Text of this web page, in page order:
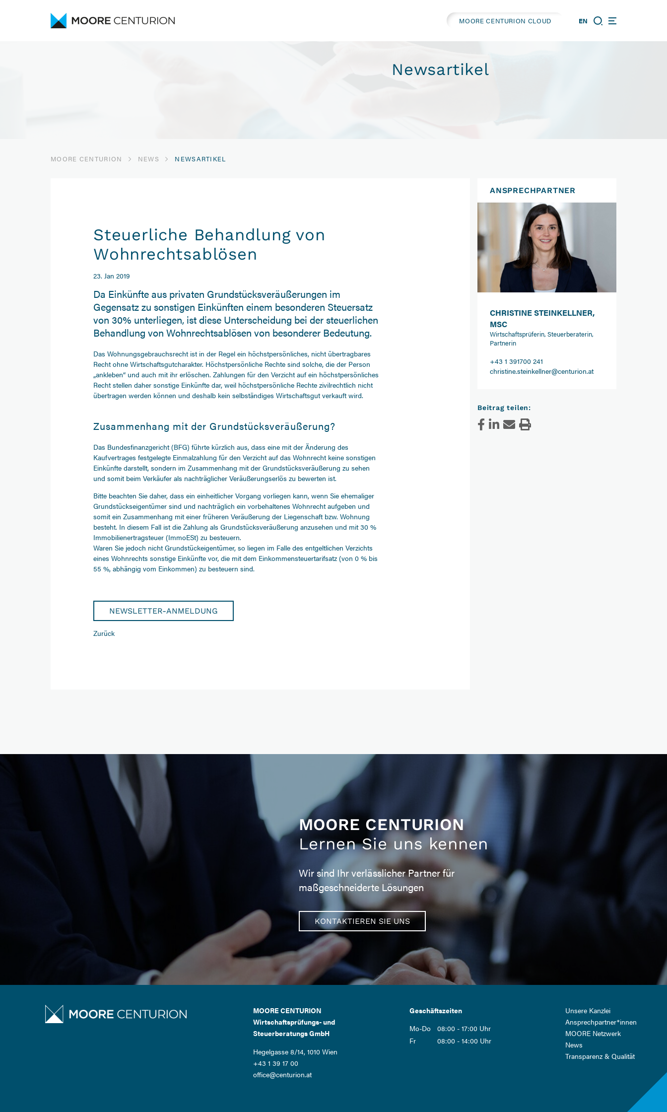
MOORE CENTURION CLOUD EN
Newsartikel
MOORE CENTURION NEWS NEWSARTIKEL
Steuerliche Behandlung von
Wohnrechtsablösen
23. Jan 2019
Da Einkünfte aus privaten Grundstücksveräußerungen im
Gegensatz zu sonstigen Einkünften einem besonderen Steuersatz
von 30% unterliegen, ist diese Unterscheidung bei der steuerlichen
Behandlung von Wohnrechtsablösen von besonderer Bedeutung.
Das Wohnungsgebrauchsrecht ist in der Regel ein höchstpersönliches, nicht übertragbares
Recht ohne Wirtschaftsgutcharakter. Höchstpersönliche Rechte sind solche, die der Person
„ankleben“ und auch mit ihr erlöschen. Zahlungen für den Verzicht auf ein höchstpersönliches
Recht stellen daher sonstige Einkünfte dar, weil höchstpersönliche Rechte zivilrechtlich nicht
übertragen werden können und deshalb kein selbständiges Wirtschaftsgut verkauft wird.
Zusammenhang mit der Grundstücksveräußerung?
Das Bundesfinanzgericht (BFG) führte kürzlich aus, dass eine mit der Änderung des
Kaufvertrages festgelegte Einmalzahlung für den Verzicht auf das Wohnrecht keine sonstigen
Einkünfte darstellt, sondern im Zusammenhang mit der Grundstücksveräußerung zu sehen
und somit beim Verkäufer als nachträglicher Veräußerungserlös zu bewerten ist.
Bitte beachten Sie daher, dass ein einheitlicher Vorgang vorliegen kann, wenn Sie ehemaliger
Grundstückseigentümer sind und nachträglich ein vorbehaltenes Wohnrecht aufgeben und
somit ein Zusammenhang mit einer früheren Veräußerung der Liegenschaft bzw. Wohnung
besteht. In diesem Fall ist die Zahlung als Grundstücksveräußerung anzusehen und mit 30 %
Immobilienertragsteuer (ImmoESt) zu besteuern.
Waren Sie jedoch nicht Grundstückeigentümer, so liegen im Falle des entgeltlichen Verzichts
eines Wohnrechts sonstige Einkünfte vor, die mit dem Einkommensteuertarifsatz (von 0 % bis
55 %, abhängig vom Einkommen) zu besteuern sind.
NEWSLETTER-ANMELDUNG
Zurück
ANSPRECHPARTNER
CHRISTINE STEINKELLNER,
MSC
Wirtschaftsprüferin, Steuerberaterin,
Partnerin
+43 1 391700 241
christine.steinkellner@centurion.at
Beitrag teilen:
MOORE CENTURION
Lernen Sie uns kennen
Wir sind Ihr verlässlicher Partner für
maßgeschneiderte Lösungen
KONTAKTIEREN SIE UNS
MOORE CENTURION
Wirtschaftsprüfungs- und
Steuerberatungs GmbH
Hegelgasse 8/14, 1010 Wien
+43 1 39 17 00
office@centurion.at
Geschäftszeiten
Mo-Do
08:00 - 17:00 Uhr
Fr
08:00 - 14:00 Uhr
Navigation
überspringen
Unsere Kanzlei
Ansprech­partner*innen
MOORE Netzwerk
News
Transparenz & Qualität